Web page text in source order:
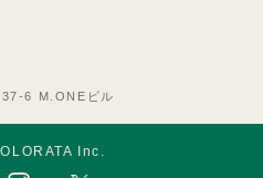
6 M.ONEビル
Inc.